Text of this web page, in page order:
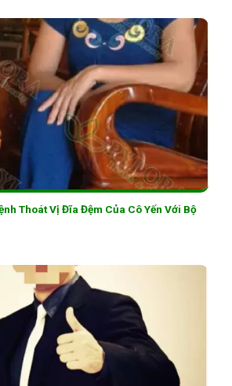
Thoát Vị Đĩa Đệm Của Cô Yến Với Bộ